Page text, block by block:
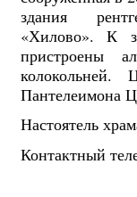
здания
«Хилово». К
пристроены
колокольней.
Пантелеимона
Настоятель
Контактный